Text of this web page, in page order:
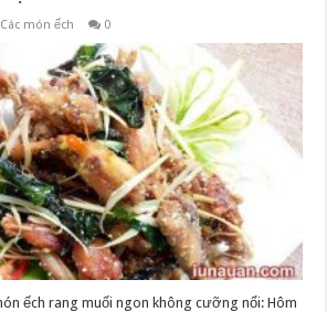
Các món ếch 0
ếch rang muối ngon không cưỡng nổi: Hôm